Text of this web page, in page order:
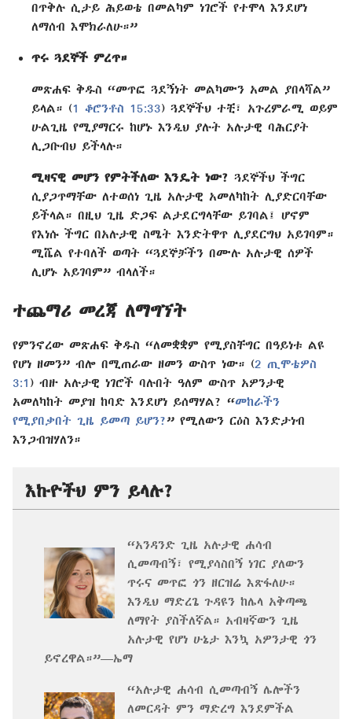
በጥቅሉ ሲታይ ሕይወቴ በመልካም ነገሮች የተሞላ እንደሆነ
ለማሰብ እሞክራለሁ።”
ጥሩ ጓደኞች ምረጥ።
መጽሐፍ ቅዱስ “መጥፎ ጓደኝነት መልካሙን አመል ያበላሻል”
ይላል። (1 ቆሮንቶስ 15:33) ጓደኞችህ ተቺ፣ አጉረምራሚ ወይም
ሁልጊዜ የሚያማርሩ ከሆኑ እንዲህ ያሉት አሉታዊ ባሕርያት
ሊጋቡብህ ይችላሉ።
ሚዛናዊ መሆን የምትችለው እንዴት ነው? ጓደኞችህ ችግር
ሲያጋጥማቸው ለተወሰነ ጊዜ አሉታዊ አመለካከት ሊያድርባቸው
ይችላል። በዚህ ጊዜ ድጋፍ ልታደርግላቸው ይገባል፤ ሆኖም
የእነሱ ችግር በአሉታዊ ስሜት እንድትዋጥ ሊያደርግህ አይገባም።
ሚሼል የተባለች ወጣት “ጓደኞቻችን በሙሉ አሉታዊ ሰዎች
ሊሆኑ አይገባም” ብላለች።
ተጨማሪ መረጃ ለማግኘት
የምንኖረው መጽሐፍ ቅዱስ “ለመቋቋም የሚያስቸግር በዓይነቱ ልዩ
የሆነ ዘመን” ብሎ በሚጠራው ዘመን ውስጥ ነው። (2 ጢሞቴዎስ
3:1 ) ብዙ አሉታዊ ነገሮች ባሉበት ዓለም ውስጥ አዎንታዊ
አመለካከት መያዝ ከባድ እንደሆነ ይሰማሃል? “መከራችን
የሚያበቃበት ጊዜ ይመጣ ይሆን?” የሚለውን ርዕስ እንድታነብ
እንጋብዝሃለን።
እኩዮችህ ምን ይላሉ?
“አንዳንድ ጊዜ አሉታዊ ሐሳብ
ሲመጣብኝ፣ የሚያሳስበኝ ነገር ያለውን
ጥሩና መጥፎ ጎን ዘርዝሬ እጽፋለሁ።
እንዲህ ማድረጌ ጉዳዩን ከሌላ አቅጣጫ
ለማየት ያስችለኛል። አብዛኛውን ጊዜ
አሉታዊ የሆነ ሁኔታ እንኳ አዎንታዊ ጎን
ይኖረዋል።”—ኤማ
“አሉታዊ ሐሳብ ሲመጣብኝ ሌሎችን
ለመርዳት ምን ማድረግ እንደምችል